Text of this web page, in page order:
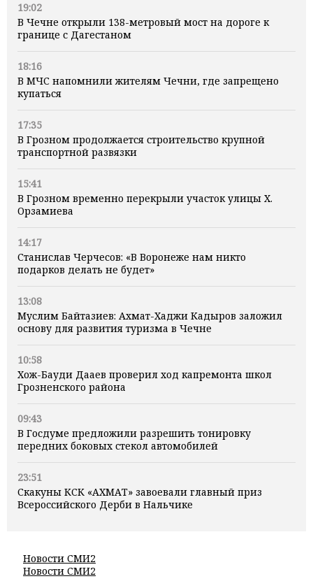
19:02
В Чечне открыли 138-метровый мост на дороге к
границе с Дагестаном
18:16
В МЧС напомнили жителям Чечни, где запрещено
купаться
17:35
В Грозном продолжается строительство крупной
транспортной развязки
15:41
В Грозном временно перекрыли участок улицы Х.
Орзамиева
14:17
Станислав Черчесов: «В Воронеже нам никто
подарков делать не будет»
13:08
Муслим Байтазиев: Ахмат-Хаджи Кадыров заложил
основу для развития туризма в Чечне
10:58
Хож-Бауди Дааев проверил ход капремонта школ
Грозненского района
09:43
В Госдуме предложили разрешить тонировку
передних боковых стекол автомобилей
23:51
Скакуны КСК «АХМАТ» завоевали главный приз
Всероссийского Дерби в Нальчике
Новости СМИ2
Новости СМИ2